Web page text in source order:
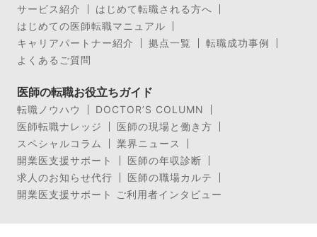
サービス紹介
はじめて転職される方へ
はじめての医師転職マニュアル
キャリアパートナー紹介
拠点一覧
転職成功事例
よくあるご質問
医師の転職お役立ちガイド
転職ノウハウ
DOCTOR’S COLUMN
医師転職ナレッジ
医師の現場と働き方
スペシャルコラム
業界ニュース
開業医支援サポート
医師の年収診断
求人のお知らせ代行
医師の職場カルテ
開業医支援サポート ご利用者インタビュー